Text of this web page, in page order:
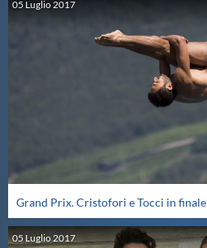
05 Luglio 2017
Grand Prix. Cristofori e Tocci in finale
05 Luglio2017